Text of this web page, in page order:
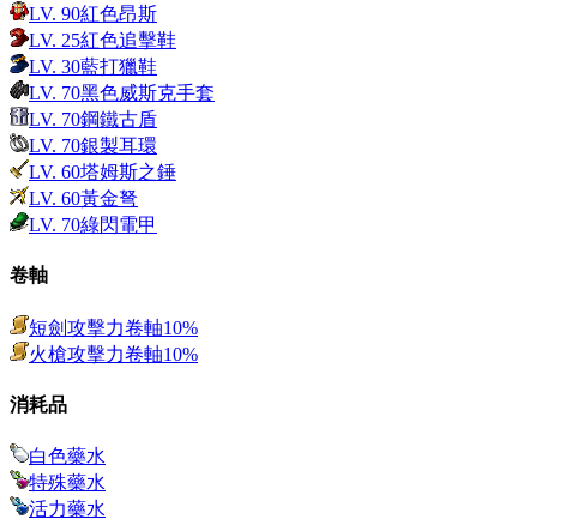
LV. 90紅色昂斯
LV. 25紅色追擊鞋
LV. 30藍打獵鞋
LV. 70黑色威斯克手套
LV. 70鋼鐵古盾
LV. 70銀製耳環
LV. 60塔姆斯之錘
LV. 60黃金弩
LV. 70綠閃電甲
卷軸
短劍攻擊力卷軸10%
火槍攻擊力卷軸10%
消耗品
白色藥水
特殊藥水
活力藥水